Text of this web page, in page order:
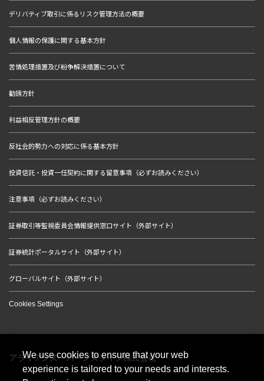
デリバティブ取引に係るリスク管理方法の概要
個人情報の保護に関する基本方針
苦情処理措置及び紛争解決措置について
勧誘方針
利益相反管理方針の概要
反社会的勢力への対応に係る基本方針
投資信託・投資一任契約に関する留意事項（必ずお読みください）
注意事項（必ずお読みください）
証券取引等監視委員会情報提供窓口サイト（外部サイト）
証券統計ポータルサイト（外部サイト）
グローバルサイト（外部サイト）
Cookies Settings
アライアンス・バーンスタイン株式会社
We use cookies to ensure that your web
experience is tailored to your needs and interests.